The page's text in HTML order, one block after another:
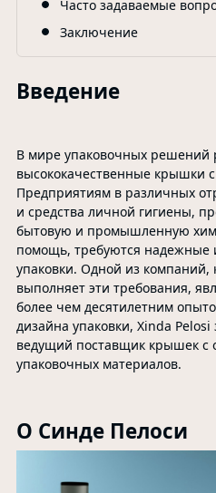
Часто задаваемые
Заключение
Введение
В мире упаковочных решений
высококачественные крышки
Предприятиям в различных
и средства личной гигиены,
бытовую и промышленную
помощь, требуются надежные
упаковки. Одной из компаний,
выполняет эти требования,
более чем десятилетним
дизайна упаковки, Xinda Pelosi
ведущий поставщик крышек с
упаковочных материалов.
О Синде Пелоси